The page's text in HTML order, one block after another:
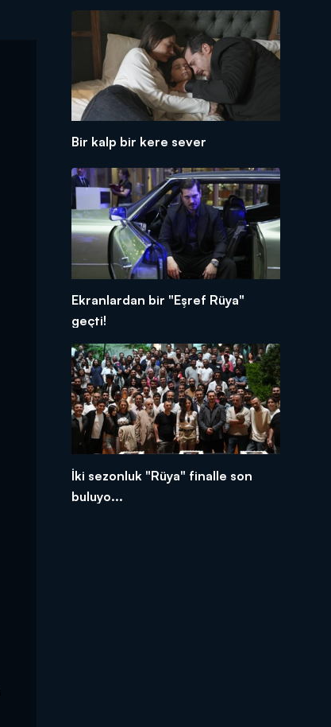
Bir kalp bir kere sever
Ekranlardan bir "Eşref Rüya"
geçti!
İki sezonluk "Rüya" finalle son
buluyo...